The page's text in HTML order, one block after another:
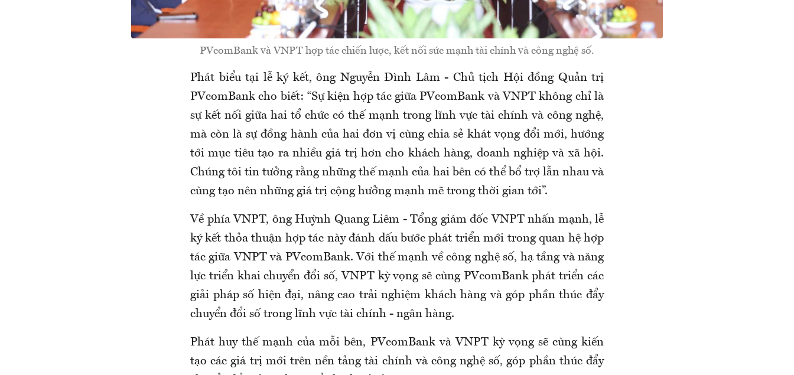
PVcomBank và VNPT hợp tác chiến lược, kết nối sức mạnh tài chính và công nghệ số.
Phát biểu tại lễ ký kết, ông Nguyễn Đình Lâm - Chủ tịch Hội đồng Quản trị
PVcomBank cho biết: “Sự kiện hợp tác giữa PVcomBank và VNPT không chỉ là
sự kết nối giữa hai tổ chức có thế mạnh trong lĩnh vực tài chính và công nghệ,
mà còn là sự đồng hành của hai đơn vị cùng chia sẻ khát vọng đổi mới, hướng
tới mục tiêu tạo ra nhiều giá trị hơn cho khách hàng, doanh nghiệp và xã hội.
Chúng tôi tin tưởng rằng những thế mạnh của hai bên có thể bổ trợ lẫn nhau và
cùng tạo nên những giá trị cộng hưởng mạnh mẽ trong thời gian tới”.
Về phía VNPT, ông Huỳnh Quang Liêm - Tổng giám đốc VNPT nhấn mạnh, lễ
ký kết thỏa thuận hợp tác này đánh dấu bước phát triển mới trong quan hệ hợp
tác giữa VNPT và PVcomBank. Với thế mạnh về công nghệ số, hạ tầng và năng
lực triển khai chuyển đổi số, VNPT kỳ vọng sẽ cùng PVcomBank phát triển các
giải pháp số hiện đại, nâng cao trải nghiệm khách hàng và góp phần thúc đẩy
chuyển đổi số trong lĩnh vực tài chính - ngân hàng.
Phát huy thế mạnh của mỗi bên, PVcomBank và VNPT kỳ vọng sẽ cùng kiến
tạo các giá trị mới trên nền tảng tài chính và công nghệ số, góp phần thúc đẩy